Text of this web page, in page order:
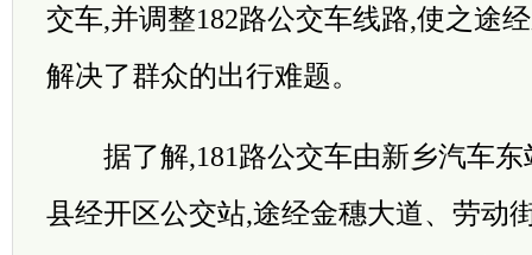
交车,并调整182路公交车线路,使之途
解决了群众的出行难题。
据了解,181路公交车由新乡汽车东
县经开区公交站,途经金穗大道、劳动